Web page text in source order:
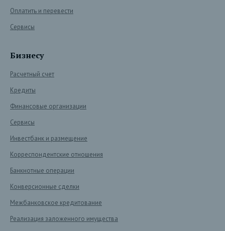
Оплатить и перевести
Сервисы
Бизнесу
Расчетный счет
Кредиты
Финансовые организации
Сервисы
Инвестбанк и размещение
Корреспондентские отношения
Банкнотные операции
Конверсионные сделки
Межбанковское кредитование
Реализация заложенного имущества